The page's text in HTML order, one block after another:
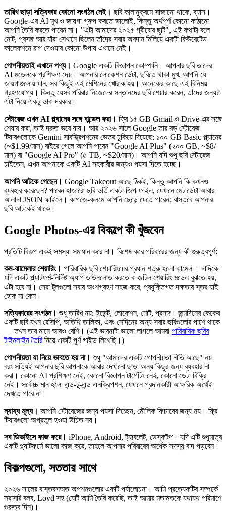
তারিখ ছাড়া সত্যিকার কোনো সংগঠন নেই। ছবি কালানুক্রমে সাজানো থাকে, ব্যাস।
Google-এর AI মুখ ও জায়গা গ্রুপ করতে ভালোই, কিন্তু অর্থপূর্ণ কোনো কাঠামো
আপনি তৈরি করতে পারেন না। "এটা আমাদের ২০২৫ গ্রীষ্মের ছুটি", এই কথাটা বলে
নোট, প্রসঙ্গ আর যাঁরা সেখানে ছিলেন তাঁদের সবার অবদান মিলিয়ে একটা কিউরেটেড
কালেকশনে রূপ দেওয়ার কোনো উপায় এখানে নেই।
গোপনীয়তাই এখানে পণ্য। Google একটি বিজ্ঞাপন কোম্পানি। আপনার ছবি তাদের
AI মডেলকে প্রশিক্ষণ দেয়। আপনার লোকেশন ডেটা, ছবিতে থাকা মুখ, আপনি যে
জায়গাগুলোয় যান, সব কিছুই এই মেশিনের খোরাক হয়। অনেকের কাছে এই বিনিময়
গ্রহণযোগ্য। কিন্তু যেসব পরিবার নিজেদের সন্তানদের ছবি শেয়ার করেন, তাঁদের জন্য?
এটা নিয়ে একটু ভাবা দরকার।
স্টোরেজ এখন AI প্ল্যানের সঙ্গে বান্ডেল করা। ফ্রি ১৫ GB Gmail ও Drive-এর সঙ্গে
শেয়ার করা, তাই দ্রুত ভরে যায়। আর ২০২৬ সালে Google তার বড় স্টোরেজ
টিয়ারগুলোকে Gemini সাবস্ক্রিপশনের ভেতর ঢুকিয়ে দিয়েছে: ১০০ GB Basic প্ল্যানের
(~$1.99/মাস) বাইরে গেলে আপনি পাবেন "Google AI Plus" (২০০ GB, ~$8/
মাস) বা "Google AI Pro" (৫ TB, ~$20/মাস)। আপনি যদি শুধু ছবি স্টোরেজ
চাইতেন, এখন আপনাকে একটি AI সহকারীর জন্যও পয়সা দিতে হচ্ছে।
আপনি আটকে গেছেন। Google Takeout আছে ঠিকই, কিন্তু আপনি কি কখনও
ব্যবহার করেছেন? পাবেন হাজারো ছবি ভর্তি একটা জিপ ফাইল, যেখানে মেটাডেটা আবার
আলাদা JSON ফাইলে। কাগজে-কলমে আপনি ছেড়ে যেতে পারেন; বাস্তবে আপনার
ছবি আটকেই থাকে।
Google Photos-এর বিকল্পে কী খুঁজবেন
প্রতিটি বিকল্প একই সমস্যা সমাধান করে না। বিশেষ করে পরিবারের জন্য কী গুরুত্বপূর্ণ:
কম-ঝামেলার শেয়ারিং। পারিবারিক ছবি শেয়ারিংয়ের প্রধান শত্রু হলো ঝামেলা। দাদিকে
যদি একটি প্ল্যাটফর্ম-নির্দিষ্ট অ্যাপ ডাউনলোড করতে বা জটিল শেয়ারিং মডেল বুঝতে হয়,
এটা হবে না। সেরা টুলগুলো সবার অংশগ্রহণ সহজ করে, প্রযুক্তিগত দক্ষতার স্তর যাই
হোক না কেন।
সত্যিকারের সংগঠন। শুধু তারিখ নয়: ইভেন্ট, লোকেশন, নোট, প্রসঙ্গ। জন্মদিনের কেকের
একটি ছবি যখন রেসিপি, অতিথি তালিকা, এবং সেদিনের অন্য সবার ছবিগুলোর পাশে থাকে
— তখন তার মানে আরও বেশি। (এই ভাবনাটা ভালো লাগলে আমরা পারিবারিক ছবির
টাইমলাইন তৈরিনিয়ে একটি পূর্ণ গাইড লিখেছি।)
গোপনীয়তা যা নিয়ে ভাবতে হয় না। শুধু "আমাদের একটি গোপনীয়তা নীতি আছে" নয়
বরং সত্যিই আপনার ছবি আপনাকে আবার দেখানো ছাড়া অন্য কিছুর জন্য ব্যবহার না
করা। কোনো AI প্রশিক্ষণ নেই, কোনো বিজ্ঞাপন টার্গেটিং নেই, কোনো ডেটা বিক্রি
নেই। সর্বোচ্চ মান হলো এন্ড-টু-এন্ড এনক্রিপশন, যেখানে প্রদানকারী আক্ষরিক অর্থেই
দেখতে পারে না।
ন্যায্য মূল্য। আপনি স্টোরেজের জন্য পয়সা দিচ্ছেন, মৌলিক ফিচারের জন্য নয়। ফ্রি
টিয়ারগুলো অপ্রতুল হওয়া উচিত নয়।
সব ডিভাইসে কাজ করে। iPhone, Android, ট্যাবলেট, ডেস্কটপ। যদি এটি শুধুমাত্র
একটি প্ল্যাটফর্মে ভালো কাজ করে, তাহলে আপনার পরিবারের অর্ধেক সদস্য বাদ পড়বেন।
বিকল্পগুলো, সততার সাথে
২০২৬ সালের বাস্তবসম্মত অপশনগুলোর একটি পর্যালোচনা। আমি প্রত্যেকটির সম্পর্কে
সরাসরি বলব, Lovd সহ (যেটি আমি তৈরি করেছি, তাই আমার মতামতকে যথাযথ পরিমাণে
গুরুত্ব দিন)।